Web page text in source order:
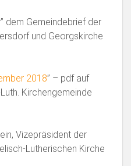
dem Gemeindebrief der
und Georgskirche
2018” – pdf auf
Kirchengemeinde
Vizepräsident der
Lutherischen Kirche